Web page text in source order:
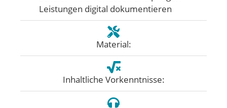
Leistungen digital dokumentieren
Material:
Inhaltliche Vorkenntnisse: